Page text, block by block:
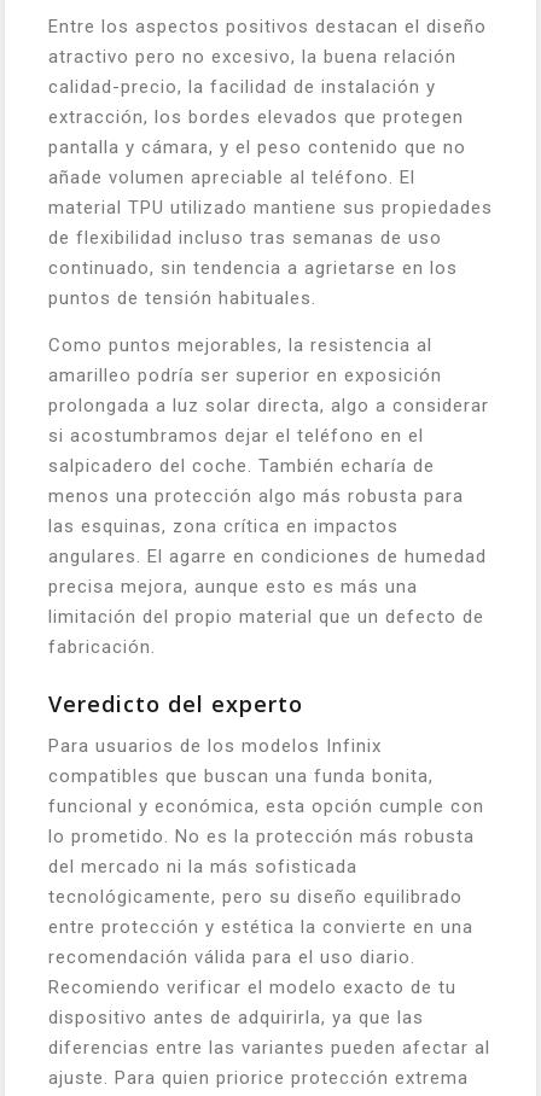
Entre los aspectos positivos destacan el diseño
atractivo pero no excesivo, la buena relación
calidad-precio, la facilidad de instalación y
extracción, los bordes elevados que protegen
pantalla y cámara, y el peso contenido que no
añade volumen apreciable al teléfono. El
material TPU utilizado mantiene sus propiedades
de flexibilidad incluso tras semanas de uso
continuado, sin tendencia a agrietarse en los
puntos de tensión habituales.
Como puntos mejorables, la resistencia al
amarilleo podría ser superior en exposición
prolongada a luz solar directa, algo a considerar
si acostumbramos dejar el teléfono en el
salpicadero del coche. También echaría de
menos una protección algo más robusta para
las esquinas, zona crítica en impactos
angulares. El agarre en condiciones de humedad
precisa mejora, aunque esto es más una
limitación del propio material que un defecto de
fabricación.
Veredicto del experto
Para usuarios de los modelos Infinix
compatibles que buscan una funda bonita,
funcional y económica, esta opción cumple con
lo prometido. No es la protección más robusta
del mercado ni la más sofisticada
tecnológicamente, pero su diseño equilibrado
entre protección y estética la convierte en una
recomendación válida para el uso diario.
Recomiendo verificar el modelo exacto de tu
dispositivo antes de adquirirla, ya que las
diferencias entre las variantes pueden afectar al
ajuste. Para quien priorice protección extrema